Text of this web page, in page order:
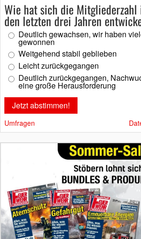
Wie hat sich die
den letzten drei Jahren
Deutlich gewachsen, wir haben
gewonnen
Weitgehend stabil geblieben
Leicht zurückgegangen
Deutlich zurückgegangen,
eine große Herausforderung
Umfragen